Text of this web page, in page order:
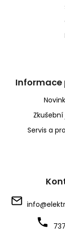
Informace
Servis a
info@